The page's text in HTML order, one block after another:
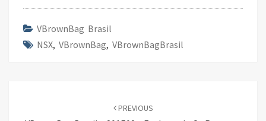
o
o
k
er dI
n
e
VBrownBag Brasil
NSX, VBrownBag, VBrownBagBrasil
PREVIOUS